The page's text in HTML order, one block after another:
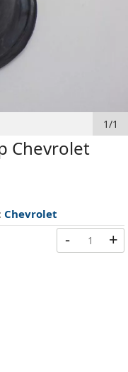
1/1
Chevrolet
Chevrolet
- +